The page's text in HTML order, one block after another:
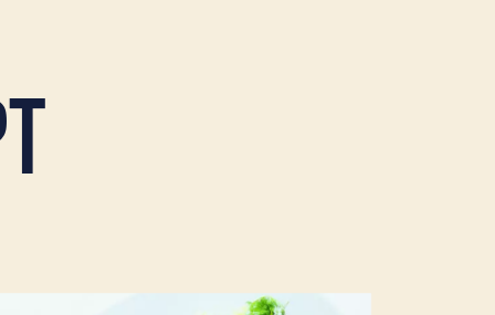
mer om Honungsfilé med härlig potatis-och